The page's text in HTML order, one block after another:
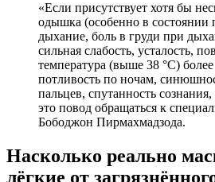
«Если присутствует хотя бы
одышка (особенно в состоянии
дыхание, боль в груди при
сильная слабость, усталость,
температура (выше 38 °C)
потливость по ночам,
пальцев, спутанность
это повод обращаться к
Бободжон Пирмахмадзода.
Насколько реально
лёгкие от